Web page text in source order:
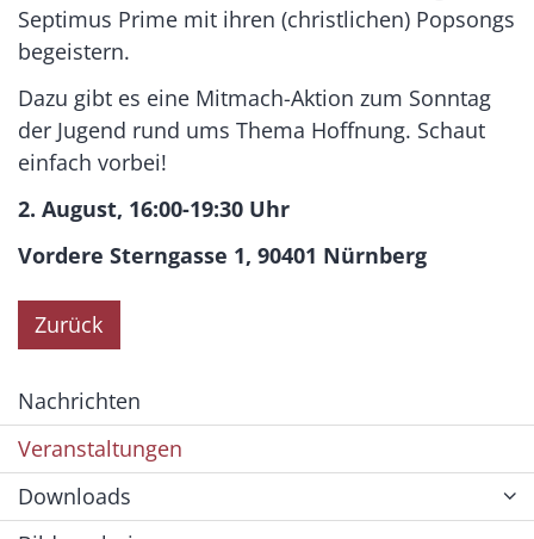
Septimus Prime mit ihren (christlichen) Popsongs
begeistern.
Dazu gibt es eine Mitmach-Aktion zum Sonntag
der Jugend rund ums Thema Hoffnung. Schaut
einfach vorbei!
2. August, 16:00-19:30 Uhr
Vordere Sterngasse 1, 90401 Nürnberg
Zurück
Nachrichten
Veranstaltungen
Downloads